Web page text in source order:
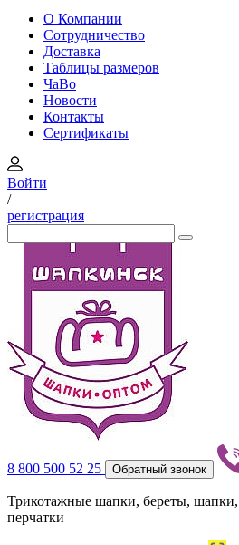
О Компании
Сотрудничество
Доставка
Таблицы размеров
ЧаВо
Новости
Контакты
Сертификаты
Войти
/
регистрация
8 800 500 52 25 Обратный звонок
Трикотажные шапки, береты,
перчатки